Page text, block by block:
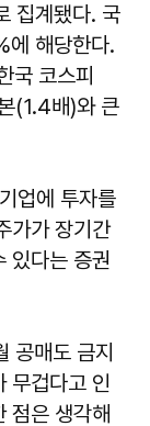
집계됐다. 국
해당한다.
국 코스피
(1.4배)와 큰
업에 투자를
가가 장기간
있다는 증권
공매도 금지
무겁다고 인
점은 생각해